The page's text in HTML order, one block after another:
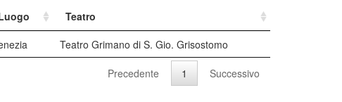
Teatro
Teatro Grimano di S. Gio. Grisostomo
Precedente 1 Successivo